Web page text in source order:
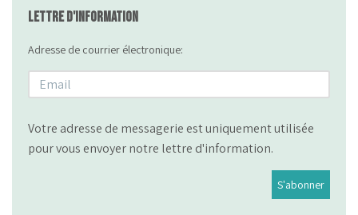
Lettre d'information
Adresse de courrier électronique:
Votre adresse de messagerie est uniquement utilisée
pour vous envoyer notre lettre d'information.